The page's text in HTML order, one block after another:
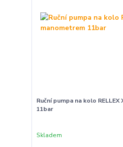
Ruční pumpa na kolo
11bar
Skladem